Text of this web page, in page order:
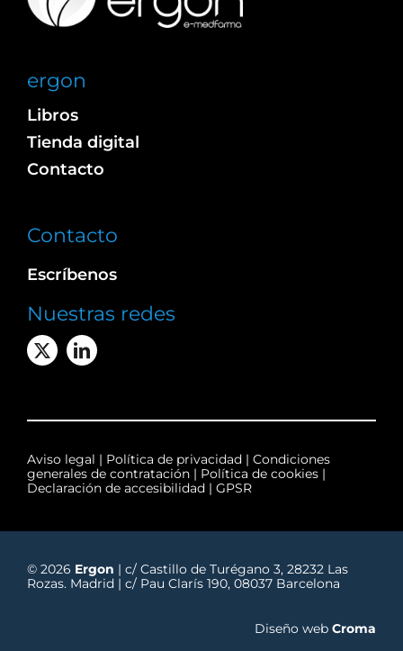
ergon
Libros
Tienda digital
Contacto
Contacto
Escríbenos
Nuestras redes
Aviso legal | Política de privacidad | Condiciones
generales de contratación| Política de cookies|
Declaración de accesibilidad| GPSR
© 2026 Ergon | c/ Castillo de Turégano 3, 28232 Las
Rozas. Madrid | c/ Pau Clarís 190, 08037 Barcelona
Diseño webCroma